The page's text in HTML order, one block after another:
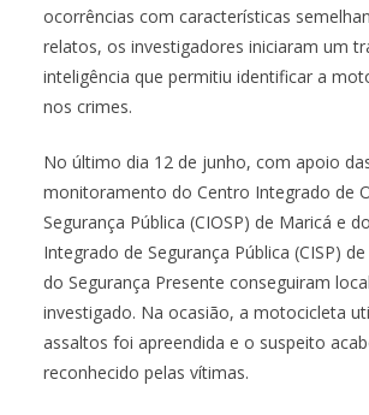
ocorrências com características
relatos, os investigadores iniciaram um
inteligência que permitiu identificar a
nos crimes.
No último dia 12 de junho, com apoio
monitoramento do Centro Integrado de
Segurança Pública (CIOSP) de Maricá e
Integrado de Segurança Pública (CISP)
do Segurança Presente conseguiram
investigado. Na ocasião, a motocicleta
assaltos foi apreendida e o suspeito
reconhecido pelas vítimas.